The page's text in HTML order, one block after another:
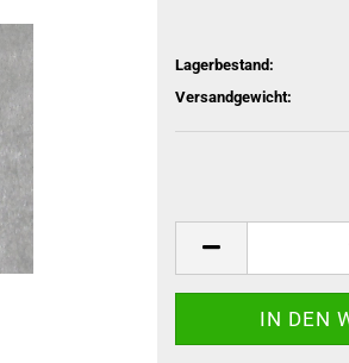
Lagerbestand:
Versandgewicht: